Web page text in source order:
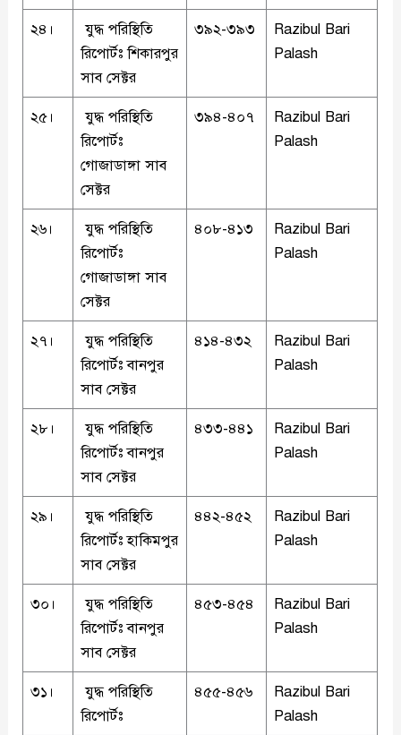
২৪।
যুদ্ধ পরিস্থিতি
রিপোর্টঃ শিকারপুর
সাব সেক্টর
৩৯২-৩৯৩
Razibul Bari
Palash
২৫।
যুদ্ধ পরিস্থিতি
রিপোর্টঃ
গোজাডাঙ্গা সাব
সেক্টর
৩৯৪-৪০৭
Razibul Bari
Palash
২৬।
যুদ্ধ পরিস্থিতি
রিপোর্টঃ
গোজাডাঙ্গা সাব
সেক্টর
৪০৮-৪১৩
Razibul Bari
Palash
২৭।
যুদ্ধ পরিস্থিতি
রিপোর্টঃ বানপুর
সাব সেক্টর
৪১৪-৪৩২
Razibul Bari
Palash
২৮।
যুদ্ধ পরিস্থিতি
রিপোর্টঃ বানপুর
সাব সেক্টর
৪৩৩-৪৪১
Razibul Bari
Palash
২৯।
যুদ্ধ পরিস্থিতি
রিপোর্টঃ হাকিমপুর
সাব সেক্টর
৪৪২-৪৫২
Razibul Bari
Palash
৩০।
যুদ্ধ পরিস্থিতি
রিপোর্টঃ বানপুর
সাব সেক্টর
৪৫৩-৪৫৪
Razibul Bari
Palash
৩১।
যুদ্ধ পরিস্থিতি
রিপোর্টঃ
৪৫৫-৪৫৬
Razibul Bari
Palash